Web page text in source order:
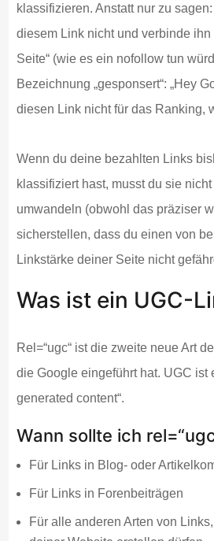
klassifizieren. Anstatt nur zu
diesem Link nicht und verbinde
Seite“ (wie es ein nofollow tun
Bezeichnung „gesponsert“: „Hey
diesen Link nicht für das Ranking,
Wenn du deine bezahlten Links
klassifiziert hast, musst du sie
umwandeln (obwohl das präziser
sicherstellen, dass du einen von
Linkstärke deiner Seite nicht
Was ist ein UGC-
Rel=“ugc“ ist die zweite neue Art
die Google eingeführt hat. UGC ist
generated content“.
Wann sollte ich
Für Links in Blog- oder
Für Links in Forenbeiträgen
Für alle anderen Arten von